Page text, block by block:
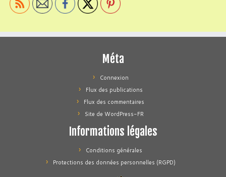
Méta
Connexion
Flux des publications
Flux des commentaires
Site de WordPress-FR
Informations légales
Conditions générales
Protections des données personnelles (RGPD)